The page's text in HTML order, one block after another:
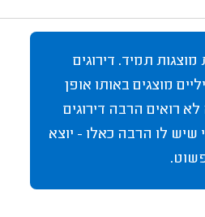
תמיד. דירוגים
מוצגים באותו אופן
רואים הרבה דירוגים
שיש לו הרבה כאלו - יוצא